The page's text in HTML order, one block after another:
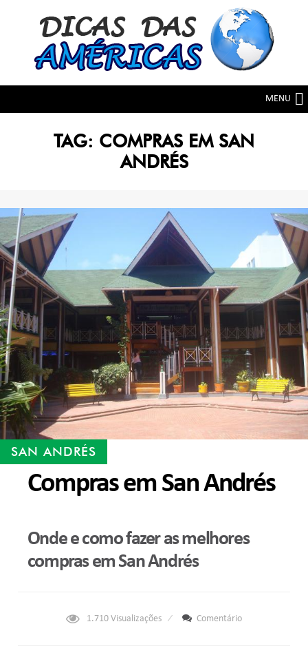
MENU
TAG: COMPRAS EM SAN
ANDRÉS
SAN ANDRÉS
Compras em San Andrés
Onde e como fazer as melhores
compras em San Andrés
1.710 Visualizações Comentário